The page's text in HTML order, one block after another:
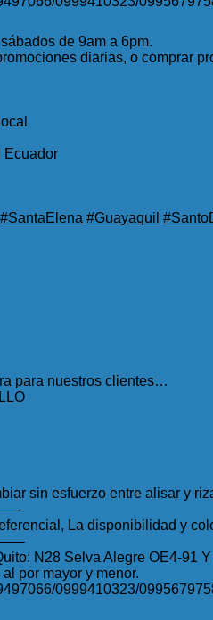
de 9am a 6pm.
diarias, o comprar
Ecuador
#SantaElena #Guayaquil
para nuestros clientes…
sin esfuerzo entre alisar y
La disponibilidad y
N28 Selva Alegre OE4-91
por mayor y menor.
0999410323/